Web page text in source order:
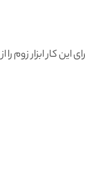
ابزار زوم را از